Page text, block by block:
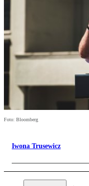
Foto: Bloomberg
Iwona Trusewicz